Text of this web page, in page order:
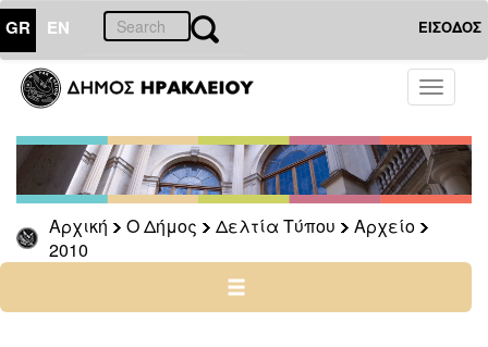
GR EN ΕΙΣΟΔΟΣ
Toggle
Αρχική Ο Δήμος Δελτία Τύπου
Αρχείο
2010
ΔΗΜΟΣ
Δελτία
Τύπου
Αρχείο
2026
2025